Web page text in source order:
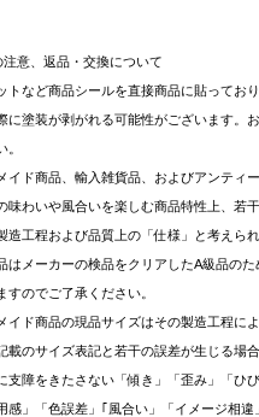
意、返品・交換について
トなど商品シールを直接商品に貼ってお
に塗装が剥がれる可能性がございます。
イド商品、輸入雑貨品、およびアンティ
味わいや風合いを楽しむ商品特性上、若
造工程および品質上の「仕様」と考えられ
はメーカーの検品をクリアしたA級品の
すのでご了承ください。
イド商品の現品サイズはその製造工程に
載のサイズ表記と若干の誤差が生じる場合
支障をきたさない「傾き」「歪み」「ひ
感」「色誤差」｢風合い」「イメージ相違